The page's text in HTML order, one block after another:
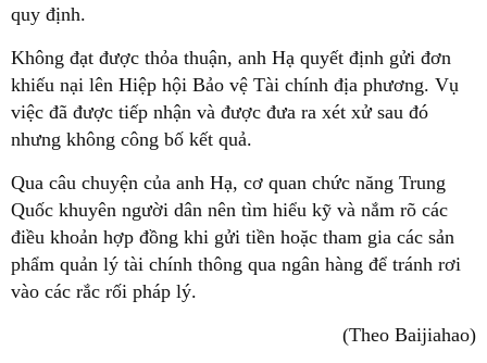
quy định.
Không đạt được thỏa thuận, anh Hạ quyết định gửi đơn
khiếu nại lên Hiệp hội Bảo vệ Tài chính địa phương. Vụ
việc đã được tiếp nhận và được đưa ra xét xử sau đó
nhưng không công bố kết quả.
Qua câu chuyện của anh Hạ, cơ quan chức năng Trung
Quốc khuyên người dân nên tìm hiểu kỹ và nắm rõ các
điều khoản hợp đồng khi gửi tiền hoặc tham gia các sản
phẩm quản lý tài chính thông qua ngân hàng để tránh rơi
vào các rắc rối pháp lý.
(Theo Baijiahao)